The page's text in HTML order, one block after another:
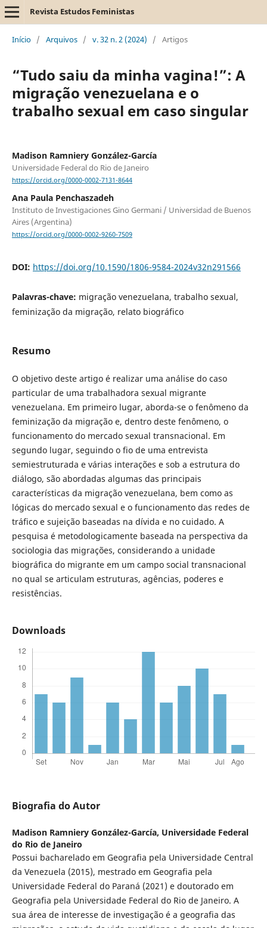
Revista Estudos Feministas
Início / Arquivos / v. 32 n. 2 (2024) / Artigos
“Tudo saiu da minha vagina!”: A
migração venezuelana e o
trabalho sexual em caso singular
Madison Ramniery González-García
Universidade Federal do Rio de Janeiro
https://orcid.org/0000-0002-7131-8644
Ana Paula Penchaszadeh
Instituto de Investigaciones Gino Germani / Universidad de Buenos
Aires (Argentina)
https://orcid.org/0000-0002-9260-7509
DOI: https://doi.org/10.1590/1806-9584-2024v32n291566
Palavras-chave: migração venezuelana, trabalho sexual,
feminização da migração, relato biográfico
Resumo
O objetivo deste artigo é realizar uma análise do caso
particular de uma trabalhadora sexual migrante
venezuelana. Em primeiro lugar, aborda-se o fenômeno da
feminização da migração e, dentro deste fenômeno, o
funcionamento do mercado sexual transnacional. Em
segundo lugar, seguindo o fio de uma entrevista
semiestruturada e várias interações e sob a estrutura do
diálogo, são abordadas algumas das principais
características da migração venezuelana, bem como as
lógicas do mercado sexual e o funcionamento das redes de
tráfico e sujeição baseadas na dívida e no cuidado. A
pesquisa é metodologicamente baseada na perspectiva da
sociologia das migrações, considerando a unidade
biográfica do migrante em um campo social transnacional
no qual se articulam estruturas, agências, poderes e
resistências.
Downloads
Biografia do Autor
Madison Ramniery González-García, Universidade Federal
do Rio de Janeiro
Possui bacharelado em Geografia pela Universidade Central
da Venezuela (2015), mestrado em Geografia pela
Universidade Federal do Paraná (2021) e doutorado em
Geografia pela Universidade Federal do Rio de Janeiro. A
sua área de interesse de investigação é a geografia das